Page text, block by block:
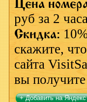
Цена
руб за 2
Скидка:
скажите,
сайта
вы
+ Добавить на Яндекс